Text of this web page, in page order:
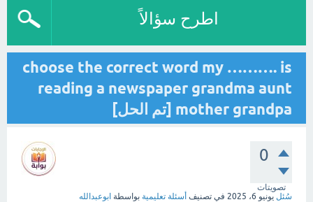
اطرح سؤالاً
choose the correct word my ………. is
reading a newspaper grandma aunt
mother grandpa [تم الحل]
0
تصويتات
سُئل يونيو 6، 2025 في تصنيف أسئلة تعليمية بواسطة ابوعبدالله